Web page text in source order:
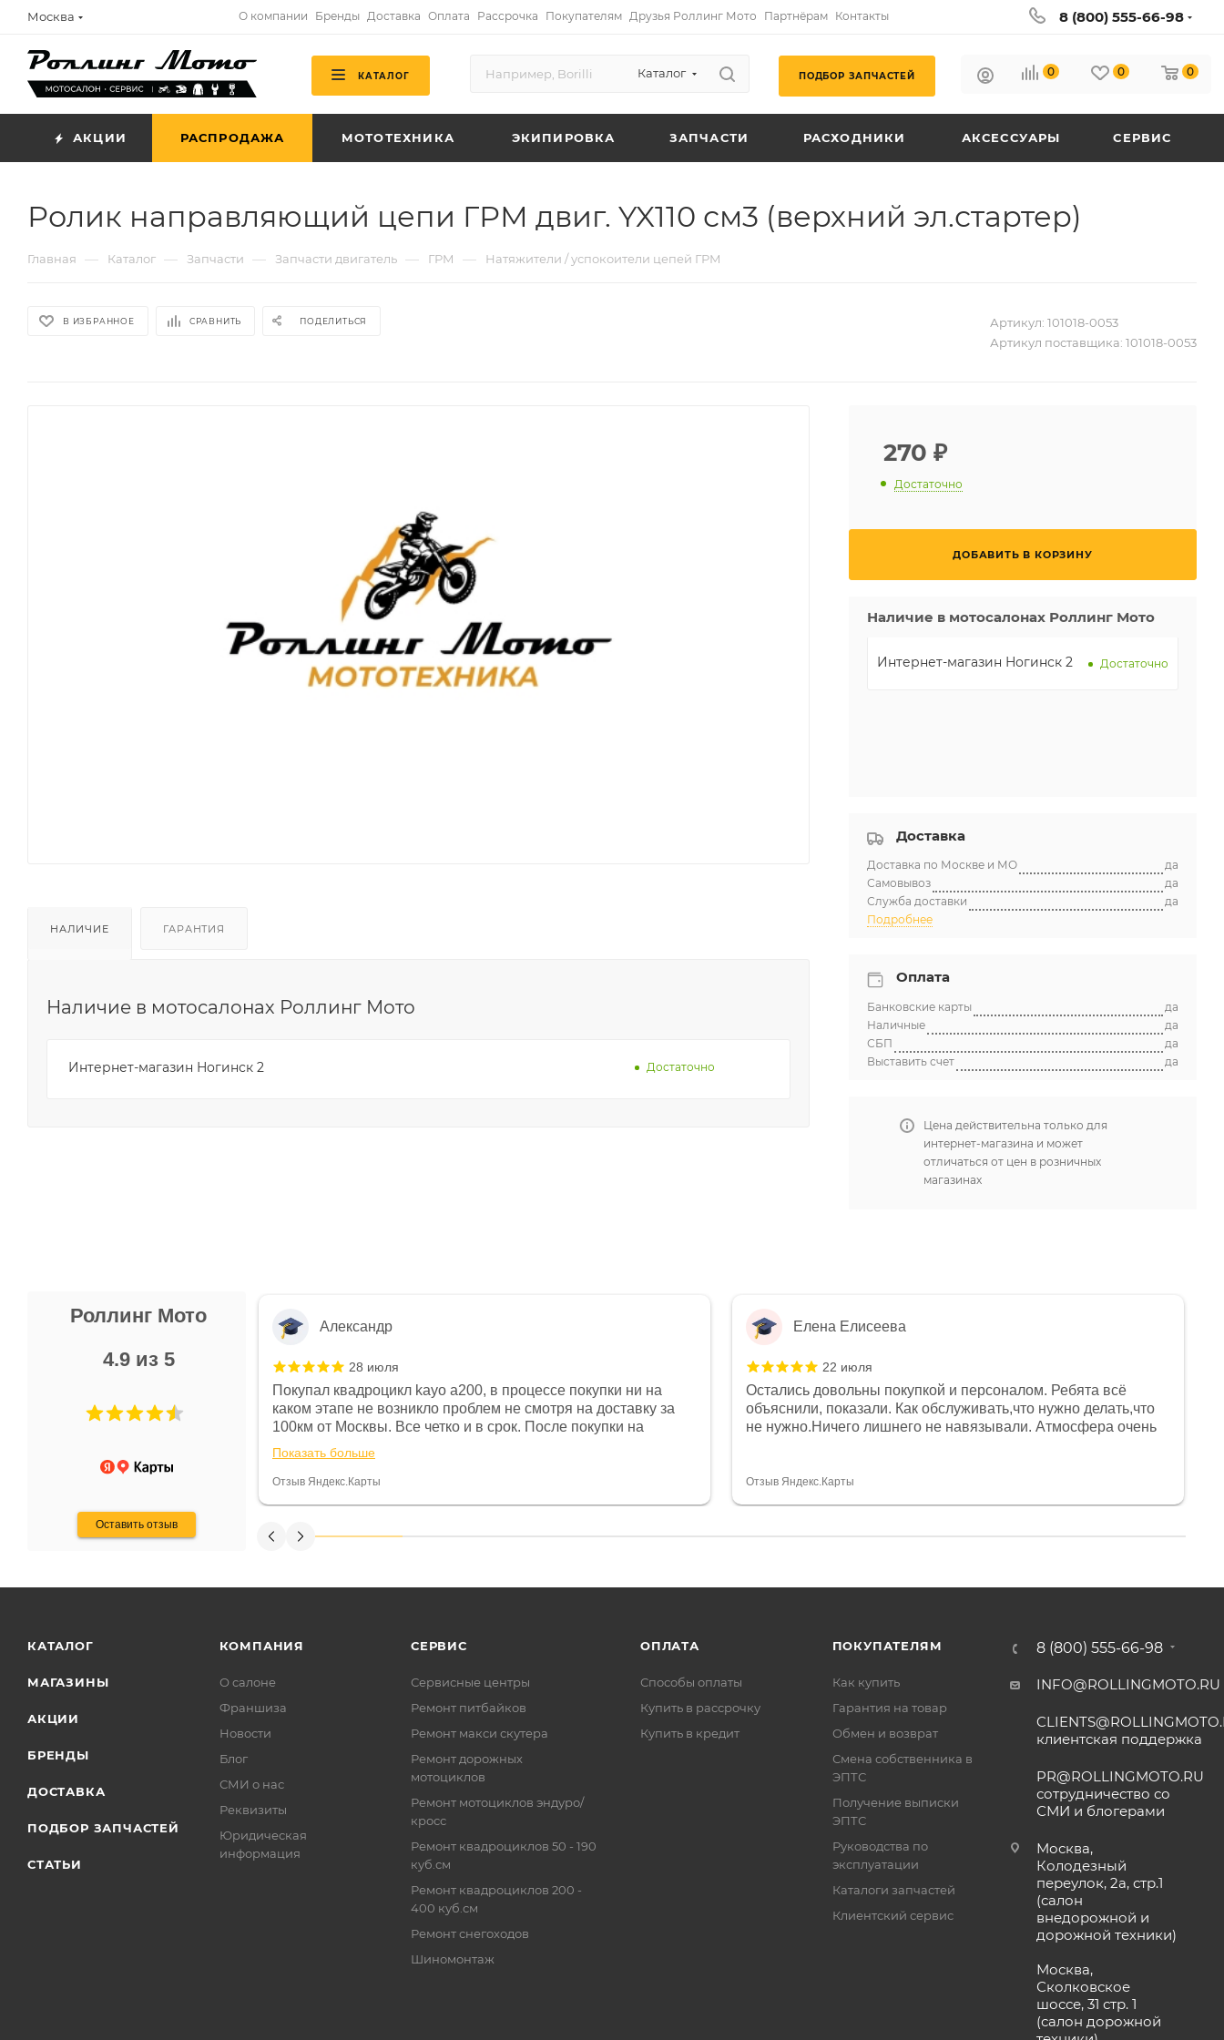
Москва О компании Бренды Доставка Оплата Рассрочка Покупателям Друзья Роллинг Мото Партнёрам Контакты 8 (800) 555-66-98
КАТАЛОГ Каталог ПОДБОР ЗАПЧАСТЕЙ 0 0 0
АКЦИИ РАСПРОДАЖА МОТОТЕХНИКА ЭКИПИРОВКА ЗАПЧАСТИ РАСХОДНИКИ АКСЕССУАРЫ СЕРВИС
Ролик направляющий цепи ГРМ двиг. YX110 см3 (верхний эл.стартер)
Главная — Каталог — Запчасти — Запчасти двигатель — ГРМ — Натяжители / успокоители цепей ГРМ
В ИЗБРАННОЕ СРАВНИТЬ ПОДЕЛИТЬСЯ Артикул: 101018-0053
Артикул поставщика: 101018-0053
НАЛИЧИЕ ГАРАНТИЯ
Наличие в мотосалонах Роллинг Мото
Интернет-магазин Ногинск 2 Достаточно
270 ₽
Достаточно
ДОБАВИТЬ В КОРЗИНУ
Наличие в мотосалонах Роллинг Мото
Интернет-магазин Ногинск 2 Достаточно
Доставка
Доставка по Москве и МО
да
Самовывоз
да
Служба доставки
да
Подробнее
Оплата
Банковские карты
да
Наличные
да
СБП
да
Выставить счет
да
Цена действительна только для
интернет-магазина и может
отличаться от цен в розничных
магазинах
Роллинг Мото
4.9 из 5
Оставить отзыв
Не понравились условия
и дают только на год)
Александр
28 июля
Покупал квадроцикл kayo a200, в процессе покупки ни на
каком этапе не возникло проблем не смотря на доставку за
100км от Москвы. Все четко и в срок. После покупки на
спидометре всегда был 0, при этом представители магазина
постоянно были на связи и в итоге проблема была решена.
Считаю, что это говорит о небезразличии к клиенту после
Показать больше
Отзыв Яндекс.Карты
Елена Елисеева
22 июля
Остались довольны покупкой и персоналом. Ребята всё
объяснили, показали. Как обслуживать,что нужно делать,что
не нужно.Ничего лишнего не навязывали. Атмосфера очень
огромное спасибо Дмитрию, за клиентоориентированность и
Отзыв Яндекс.Карты
КАТАЛОГ
МАГАЗИНЫ
АКЦИИ
БРЕНДЫ
ДОСТАВКА
ПОДБОР ЗАПЧАСТЕЙ
СТАТЬИ
КОМПАНИЯ
О салоне
Франшиза
Новости
Блог
СМИ о нас
Реквизиты
Юридическая
информация
СЕРВИС
Сервисные центры
Ремонт питбайков
Ремонт макси скутера
Ремонт дорожных
мотоциклов
Ремонт мотоциклов эндуро/
кросс
Ремонт квадроциклов 50 - 190
куб.см
Ремонт квадроциклов 200 -
400 куб.см
Ремонт снегоходов
Шиномонтаж
ОПЛАТА
Способы оплаты
Купить в рассрочку
Купить в кредит
ПОКУПАТЕЛЯМ
Как купить
Гарантия на товар
Обмен и возврат
Смена собственника в
ЭПТС
Получение выписки
ЭПТС
Руководства по
эксплуатации
Каталоги запчастей
Клиентский сервис
8 (800) 555-66-98
INFO@ROLLINGMOTO.RU
клиентская поддержка
PR@ROLLINGMOTO.RU
сотрудничество со
СМИ и блогерами
Москва,
Колодезный
переулок, 2а, стр.1
(салон
внедорожной и
дорожной техники)
Москва,
Сколковское
шоссе, 31 стр. 1
(салон дорожной